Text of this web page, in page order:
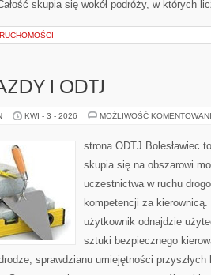
skupia się wokół podróży, w których
I ODTJ
KWI - 3 - 2026 MOŻLIWOŚĆ
strona ODTJ Bolesławiec
skupia się na obszarowi
uczestnictwa w ruchu
kompetencji za
użytkownik odnajdzie
sztuki bezpiecznego
sprawdzianu umiejętności przyszłych